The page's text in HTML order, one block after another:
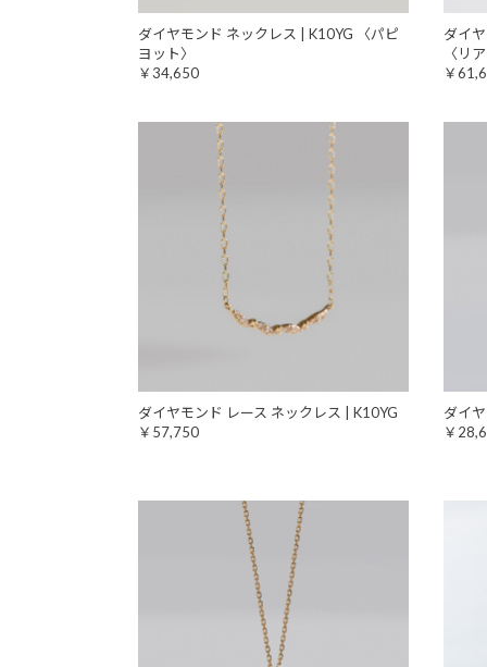
ダイヤモンド ネックレス | K10YG 〈パピ
ヨット〉
￥34,650
ダイ
〈リ
￥
ダイヤモンド レース ネックレス | K10YG
￥57,750
ダイ
￥